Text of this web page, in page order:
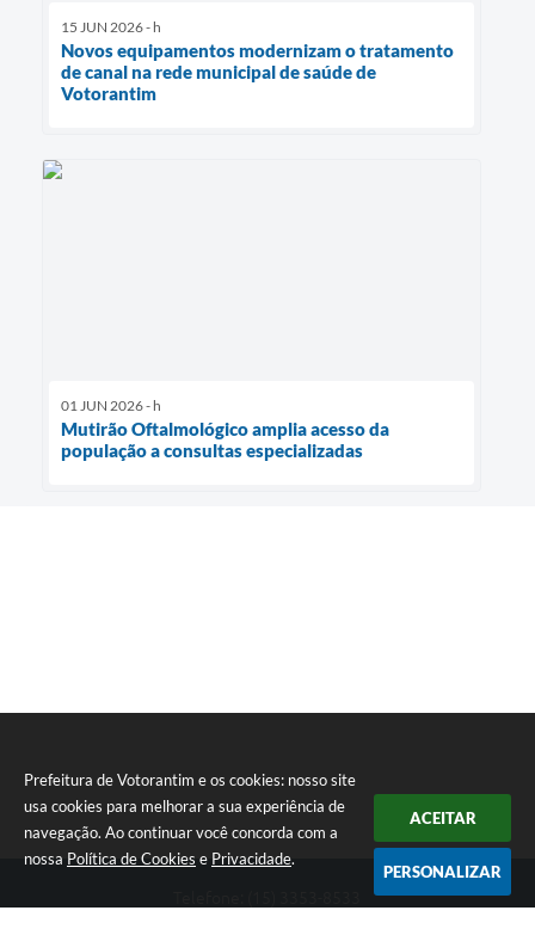
Prefeitura de Votorantim e os cookies: nosso site
usa cookies para melhorar a sua experiência de
navegação. Ao continuar você concorda com a
nossa Política de Cookies e Privacidade.
ACEITAR
PERSONALIZAR
15 JUN 2026 - h
Novos equipamentos modernizam o tratamento
de canal na rede municipal de saúde de
Votorantim
01 JUN 2026 - h
Mutirão Oftalmológico amplia acesso da
população a consultas especializadas